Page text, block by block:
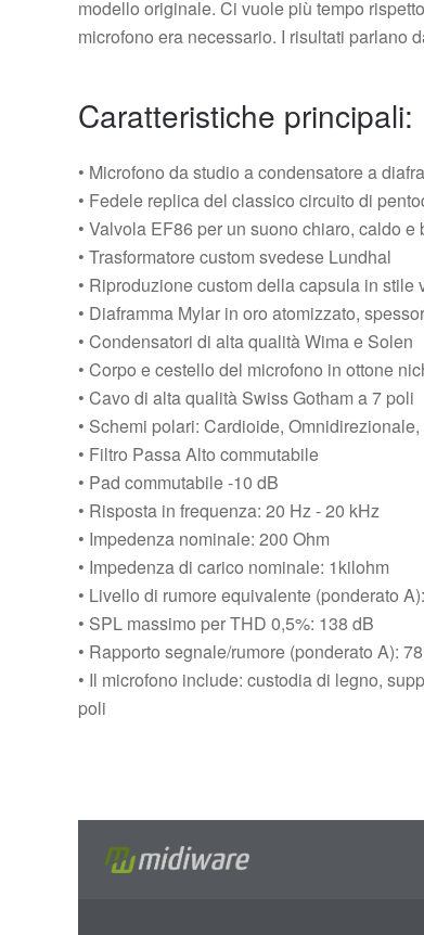
modello originale. Ci vuole più tempo
microfono era necessario. I risultati parlano
Caratteristiche principali:
• Microfono da studio a condensatore a
• Fedele replica del classico circuito di
• Valvola EF86 per un suono chiaro, caldo e
• Trasformatore custom svedese Lundhal
• Riproduzione custom della capsula in
• Diaframma Mylar in oro atomizzato,
• Condensatori di alta qualità Wima e Solen
• Corpo e cestello del microfono in ottone
• Cavo di alta qualità Swiss Gotham a 7 poli
• Schemi polari: Cardioide,
• Filtro Passa Alto commutabile
• Pad commutabile -10 dB
• Risposta in frequenza: 20 Hz - 20 kHz
• Impedenza nominale: 200 Ohm
• Impedenza di carico nominale: 1kilohm
• Livello di rumore equivalente (ponderato
• SPL massimo per THD 0,5%: 138 dB
• Rapporto segnale/rumore (ponderato A):
• Il microfono include: custodia di legno,
poli